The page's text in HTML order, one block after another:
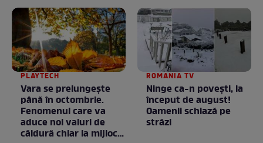
PLAYTECH
Vara se prelungeşte
până în octombrie.
Fenomenul care va
aduce noi valuri de
căldură chiar la mijlocul
ROMANIA TV
Ninge ca-n povești, la
început de august!
Oamenii schiază pe
străzi